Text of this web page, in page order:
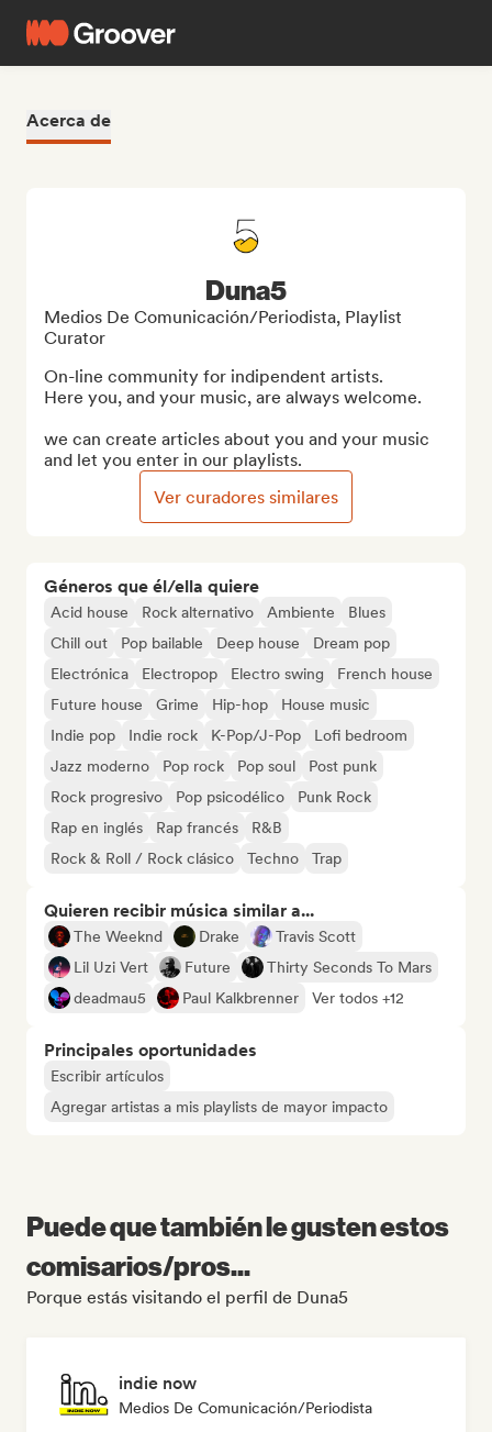
Acerca de
Géneros que él/ella quiere
Acid house Rock alternativo Ambiente
Blues
Chill out
Pop bailable Deep house
Dream pop
Electrónica
Electropop Electro swing
French house
Future house
Grime Hip-hop
House music
Indie pop
Indie rock K-Pop/J-Pop
Lofi bedroom
Jazz moderno
Pop rock Pop soul
Post punk
Rock progresivo
Pop psicodélico
Punk Rock
Rap en inglés
Rap francés
R&B
Rock & Roll / Rock clásico
Techno Trap
Quieren recibir música similar a...
The Weeknd Drake
Travis Scott
Lil Uzi Vert
Future
Thirty Seconds To Mars
deadmau5
Paul Kalkbrenner Ver todos +12
Principales oportunidades
Escribir artículos
Agregar artistas a mis playlists de mayor impacto
Duna5
Medios De Comunicación/Periodista, Playlist
Curator
On-line community for indipendent artists.
Here you, and your music, are always welcome.
we can create articles about you and your music
and let you enter in our playlists.
Ver curadores similares
Puede que también le gusten estos
comisarios/pros...
Porque estás visitando el perfil de Duna5
indie now
Medios De Comunicación/Periodista